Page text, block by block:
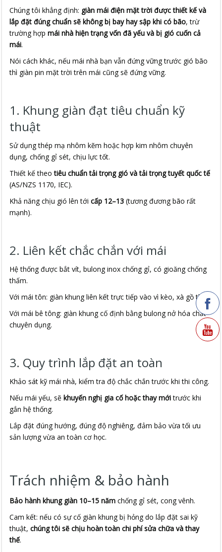
Chúng tôi khẳng định: giàn mái điện mặt trời được thiết kế và
lắp đặt đúng chuẩn sẽ không bị bay hay sập khi có bão, trừ
trường hợpmái nhà hiện trạng vốn đã yếu và bị gió cuốn cả
mái.
Nói cách khác, nếu mái nhà bạn vẫn đứng vững trước gió bão
thì giàn pin mặt trời trên mái cũng sẽ đứng vững.
1. Khung giàn đạt tiêu chuẩn kỹ
thuật
Sử dụng thép mạ nhôm kẽm hoặc hợp kim nhôm chuyên
dụng, chống gỉ sét, chịu lực tốt.
Thiết kế theotiêu chuẩn tải trọng gió và tải trọng tuyết quốc tế
(AS/NZS 1170, IEC).
Khả năng chịu gió lên tớicấp 12–13 (tương đương bão rất
mạnh).
2. Liên kết chắc chắn với mái
Hệ thống được bắt vít, bulong inox chống gỉ, có gioăng chống
thấm.
Với mái tôn: giàn khung liên kết trực tiếp vào vì kèo, xà gồ thép.
Với mái bê tông: giàn khung cố định bằng bulong nở hóa chất
chuyên dụng.
3. Quy trình lắp đặt an toàn
Khảo sát kỹ mái nhà, kiểm tra độ chắc chắn trước khi thi công.
Nếu mái yếu, sẽ khuyến nghị gia cố hoặc thay mớitrước khi
gắn hệ thống.
Lắp đặt đúng hướng, đúng độ nghiêng, đảm bảo vừa tối ưu
sản lượng vừa an toàn cơ học.
Trách nhiệm & bảo hành
Bảo hành khung giàn 10–15 năm chống gỉ sét, cong vênh.
Cam kết: nếu có sự cố giàn khung bị hỏng do lắp đặt sai kỹ
thuật,chúng tôi sẽ chịu hoàn toàn chi phí sửa chữa và thay
thế.